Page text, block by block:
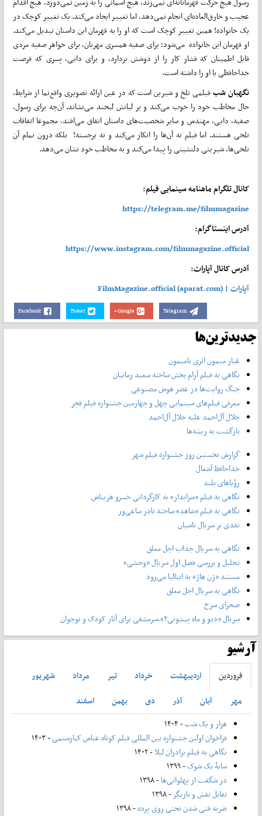
عجیب و خارق‌العاده‌ای انجام نمی‌دهد، اما تغییر ایجاد می‌کند. یک تغییر کوچک در
یک خانواده! همین تغییر کوچک است که او را به قهرمان این داستان تبدیل می‌کند.
او قهرمان این خانواده می‌شود؛ برای صفیه همسری مهربان، برای خواهر صفیه مردی
قابل اطمینان که فشار کار را از دوشش بردارد، و برای دایی، پسری که فرصت
خداحافظی با او را داشته است.
نگهبانشبفیلمی تلخ و شیرین است که در عین ارائه تصویری واقع‌نما از شرایط،
حال مخاطب خود را خوب می‌کند و بر لبانش لبخند می‌نشاند. آن‌چه برای رسول،
صفیه، دایی، مهندس و سایر شخصیت‌های داستان اتفاق می‌افتد، مجموعا اتفاقات
تلخی هستند. اما فیلم نه آن‌ها را انکار می‌کند و نه برجسته! بلکه درون تمام آن
تلخی‌ها، شیرینی دلنشینی را پیدا می‌کند و به مخاطب خود نشان می‌دهد.
کانال تلگرام ماهنامه سینمایی فیلم:
https://telegram.me/filmmagazine
آدرس اینستاگرام:
https://www.instagram.com/filmmagazine.official
آدرس کانال آپارات:
آپارات | FilmMagazine.official (aparat.com)
Facebook Tweet Google+ Telegram
جدیدترین‌ها
غبار میمون اثری نامیمون
نگاهی به فیلم آرام بخش ساخته سعید زمانیان
جنگ روایت‌ها در عصر هوش مصنوعی
معرفی فیلم‌های سینمایی چهل‌ و چهارمین جشنواره فیلم فجر
جلال آل‌احمد علیه جلال آل‌‌احمد
بازگشت به ریشه‌ها
گزارش نخستین روز جشنواره فیلم شهر
خداحافظ آشغال
رؤیاهای بلند
نگاهی به فیلم «سرایدار» به کارگردانی خسرو هریتاش
نگاهی به فیلم «شاهد» ساخته نادر ساعی‌ور
نقدی بر سریال تاسیان
نگاهی به سریال جذاب اجل معلق
تحلیل و بررسی فصل اول سریال «وحشی»
مستند «ژن هاژ» به ایتالیا می‌رود
نگاهی به سریال اجل معلق
صحرای سرخ
سریال «دیو و ماه پیشونی۲»،سرمشقی برای آثار کودک و نوجوان
آرشیو
فروردين ارديبهشت خرداد تير مرداد
شهريور
مهر
آبان آذر دی بهمن
اسفند
هزار و یک شب- ۱۴۰۴
فراخوان اولین جشنواره بین المللی فیلم کوتاه عباس کیارستمی- ۱۴۰۳
نگاهی به فیلم برادران لیلا- ۱۴۰۲
سایۀ یک شوک- ۱۳۹۹
در شگفت از پهلوانی‌ها- ۱۳۹۸
تقابل نقش و بازیگر- ۱۳۹۸
ضربه فنی شدن تختی روی پرده- ۱۳۹۸